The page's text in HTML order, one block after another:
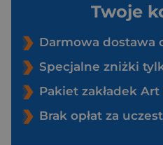
Twoje
Darmowa dostawa
Specjalne zniżki
Pakiet zakładek Art
Brak opłat za